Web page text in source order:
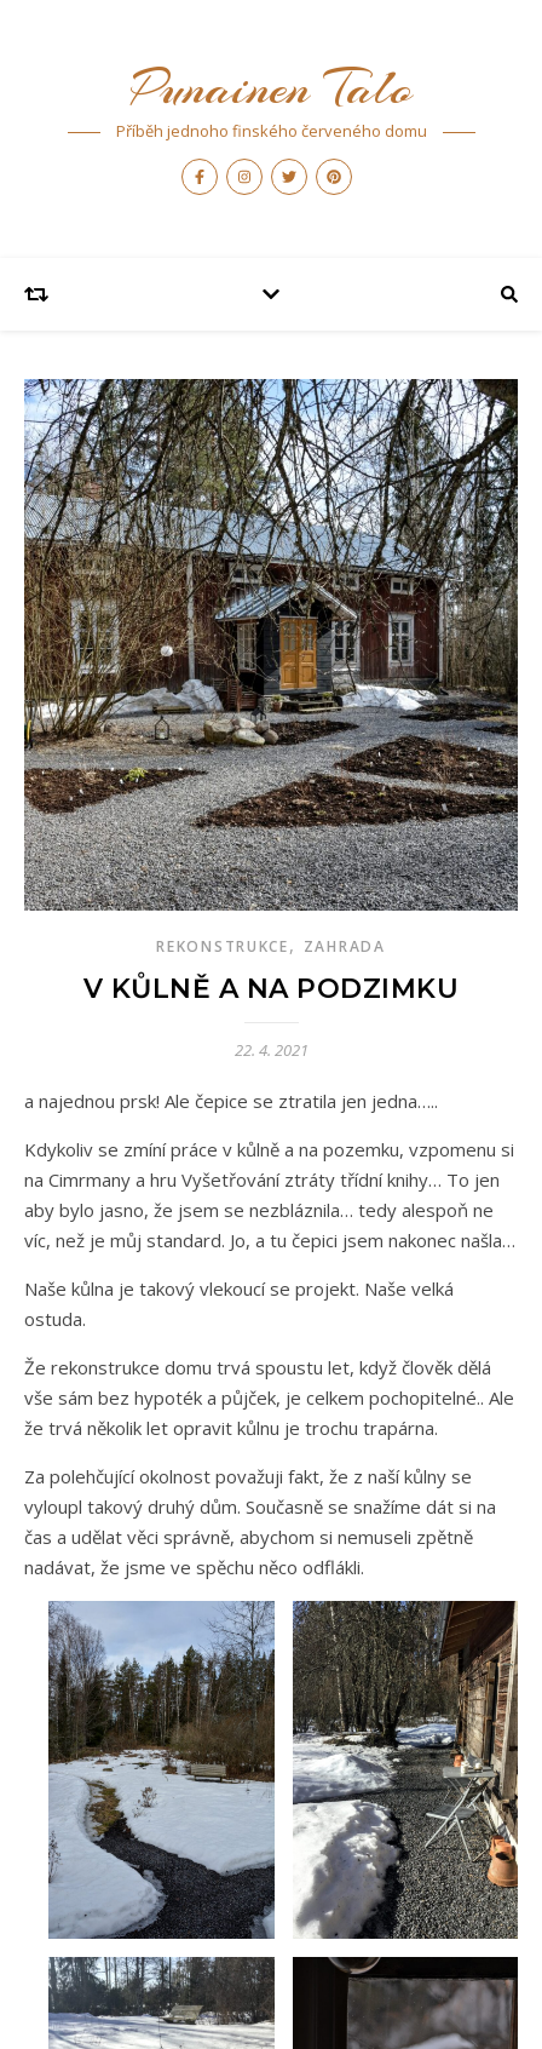
Punainen Talo
Příběh jednoho finského červeného domu
REKONSTRUKCE, ZAHRADA
V KŮLNĚ A NA PODZIMKU
22. 4. 2021
a najednou prsk! Ale čepice se ztratila jen jedna…..
Kdykoliv se zmíní práce v kůlně a na pozemku, vzpomenu si
na Cimrmany a hru Vyšetřování ztráty třídní knihy… To jen
aby bylo jasno, že jsem se nezbláznila… tedy alespoň ne
víc, než je můj standard. Jo, a tu čepici jsem nakonec našla…
Naše kůlna je takový vlekoucí se projekt. Naše velká
ostuda.
Že rekonstrukce domu trvá spoustu let, když člověk dělá
vše sám bez hypoték a půjček, je celkem pochopitelné.. Ale
že trvá několik let opravit kůlnu je trochu trapárna.
Za polehčující okolnost považuji fakt, že z naší kůlny se
vyloupl takový druhý dům. Současně se snažíme dát si na
čas a udělat věci správně, abychom si nemuseli zpětně
nadávat, že jsme ve spěchu něco odflákli.